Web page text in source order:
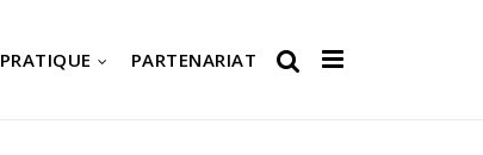
PRATIQUE PARTENARIAT